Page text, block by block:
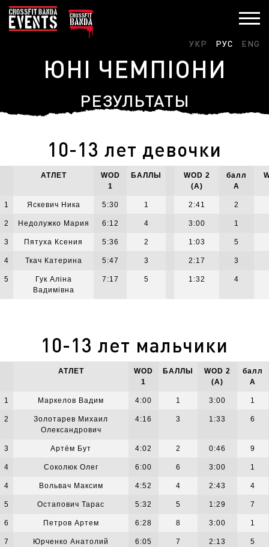
УКР РУС ENG
ЮНІ ЧЕМПІОНИ
РЕЗУЛЬТАТЫ
10-13 лет девочки
АТЛЕТ
WOD
1
БАЛЛЫ
WOD 2
(A)
балл
А
1 Яскевич Ника 5:30 1 2:41 2
2 Недолужко Мария 6:12 4 3:00 1
3 Пятуха Ксения 5:36 2 1:03 5
4 Ткач Катерина 5:47 3 2:17 3
5
Гук Аліна
Вадимівна
7:17 5 1:32 4
10-13 лет мальчики
АТЛЕТ
WOD
1
БАЛЛЫ
WOD 2
(A)
балл
А
1 Маркелов Вадим 4:00 1 3:00 1
2
Золотарев Михаил
Олександрович
4:16 3 1:33 6
3 Артём Бут 4:02 2 0:46 9
4 Соколюк Олег 6:00 6 3:00 1
4 Вольвач Максим 4:52 4 2:43 4
5 Остапович Тарас 5:32 5 1:29 7
6 Петров Артем 6:28 8 3:00 1
7 Юрченко Анатолий 6:05 7 2:13 5